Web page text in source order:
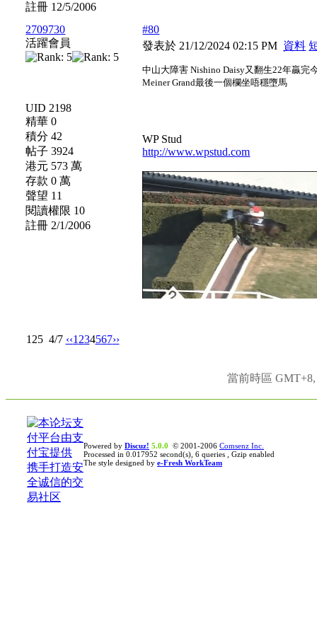
註冊 12/5/2006
2709730
活躍會員
UID 2198
精華 0
積分 42
帖子 3924
港元 573 萬
存款 0 萬
聲望 11
閱讀權限 10
註冊 2/1/2006
#80
發表於 21/12/2024 02:15 PM 資料
中山大障害 Nishino Daisy又翻生22年贏完
Meiner Grand最後一個欄坐唔穩墮馬
WP Stud
http://www.wpstud.com
125 4/7 ‹‹1 234567››
當前時區
Powered by Discuz! 5.0.0 © 2001-2006 Comsenz Inc.
Processed in 0.017952 second(s), 6 queries , Gzip enabled
The style designed by e-Fresh WorkTeam